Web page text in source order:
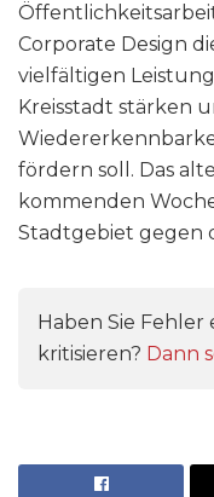
Corporate Design
vielfältigen
Kreisstadt stärken
fördern soll. Das
kommenden
Stadtgebiet gegen
Haben Sie
kritisieren? Dann